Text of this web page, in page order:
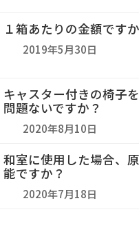
１箱あたりの金額です
2019年5月30日
キャスター付きの椅子
問題ないですか？
2020年8月10日
和室に使用した場合、
能ですか？
2020年7月18日